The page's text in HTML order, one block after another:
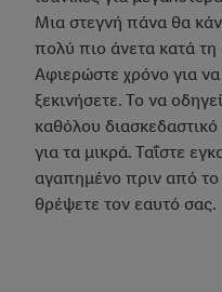
Μια στεγνή πάνα θα
πολύ πιο άνετα κατά τη
Αφιερώστε χρόνο για
ξεκινήσετε. Το να
καθόλου διασκεδαστικό
για τα μικρά. Ταΐστε
αγαπημένο πριν από το
θρέψετε τον εαυτό σας.